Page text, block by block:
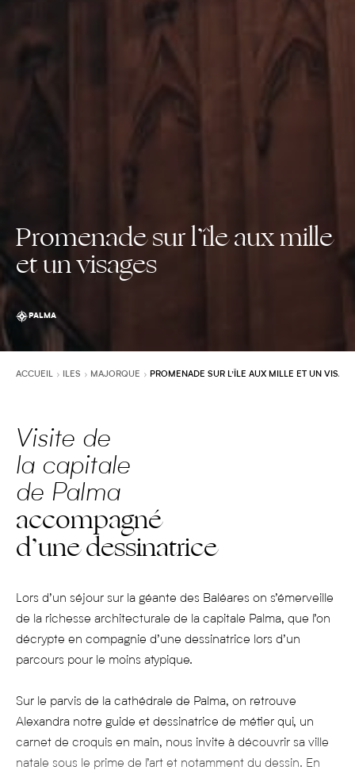
Promenade sur l’île aux mille
et un visages
PALMA
ACCUEIL ILES MAJORQUE PROMENADE SUR L’ÎLE AUX MILLE ET UN
Visite de
la capitale
de Palma
accompagné
d’une dessinatrice
Lors d’un séjour sur la géante des Baléares on s’émerveille
de la richesse architecturale de la capitale Palma, que l’on
décrypte en compagnie d’une dessinatrice lors d’un
parcours pour le moins atypique.
Sur le parvis de la cathédrale de Palma, on retrouve
Alexandra notre guide et dessinatrice de métier qui, un
carnet de croquis en main, nous invite à découvrir sa ville
natale sous le prime de l’art et notamment du dessin. En